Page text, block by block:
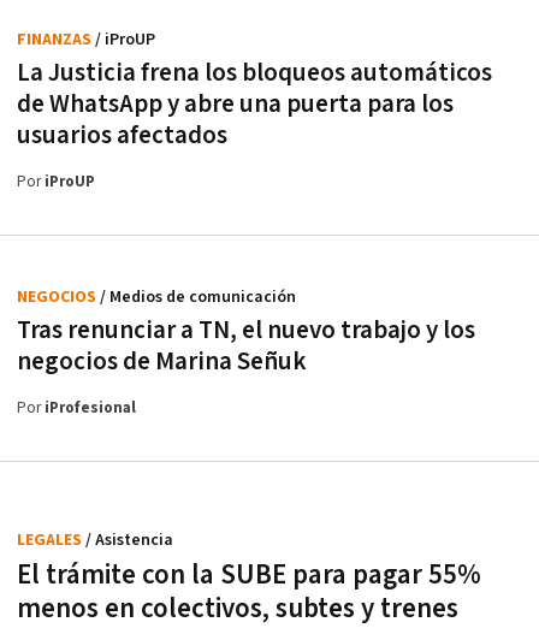
La Justicia frena los bloqueos automáticos
de WhatsApp y abre una puerta para los
usuarios afectados
FINANZAS / iProUP
PoriProUP
Tras renunciar a TN, el nuevo trabajo y los
negocios de Marina Señuk
NEGOCIOS / Medios de comunicación
PoriProfesional
El trámite con la SUBE para pagar 55%
menos en colectivos, subtes y trenes
LEGALES / Asistencia